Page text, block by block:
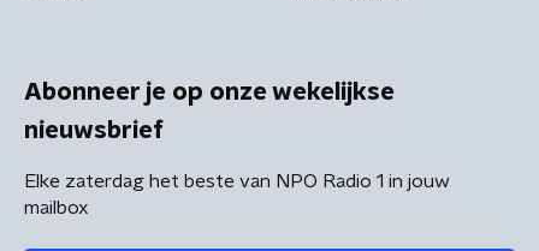
Abonneer je op onze wekelijkse
nieuwsbrief
Elke zaterdag het beste van NPO Radio 1 in jouw
mailbox